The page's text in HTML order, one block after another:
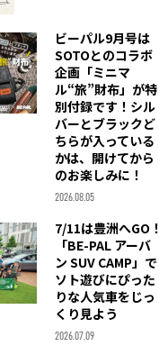
ビーパル9月号は
SOTOとのコラボ
企画「ミニマ
ル“旅”財布」が特
別付録です！シル
バーとブラックど
ちらが入っている
かは、開けてから
のお楽しみに！
2026.08.05
7/11は豊洲へGO！
「BE-PAL アーバ
ン SUV CAMP」で
ソト遊びにぴった
りな人気車をじっ
くり見よう
2026.07.09